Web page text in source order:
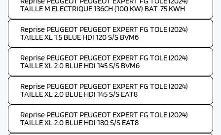
TAILLE M ELECTRIQUE 136CH (100 KW) BAT. 75 KWH
Reprise PEUGEOT PEUGEOT EXPERT FG TOLE (2024)
TAILLE XL 1.5 BLUE HDI 120 S/S BVM6
Reprise PEUGEOT PEUGEOT EXPERT FG TOLE (2024)
TAILLE XL 2.0 BLUE HDI 145 S/S BVM6
Reprise PEUGEOT PEUGEOT EXPERT FG TOLE (2024)
TAILLE XL 2.0 BLUE HDI 145 S/S EAT8
Reprise PEUGEOT PEUGEOT EXPERT FG TOLE (2024)
TAILLE XL 2.0 BLUE HDI 180 S/S EAT8